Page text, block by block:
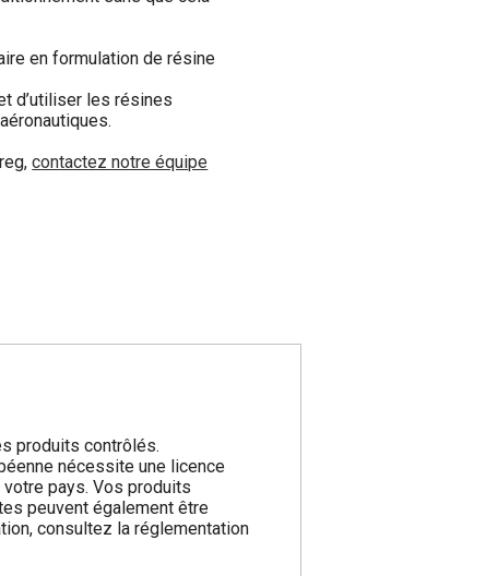
en formulation de résine
d’utiliser les résines
contactez notre équipe
produits contrôlés.
nécessite une licence
pays. Vos produits
peuvent également être
consultez la réglementation